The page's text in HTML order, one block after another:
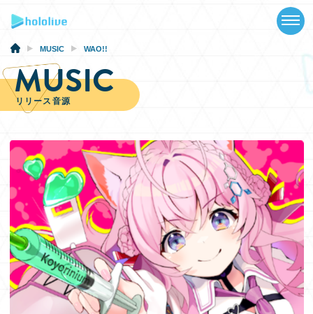
SCHEDULE
EVENTS
VIDEOS
MUSIC
GOODS
SPECIAL
MUSIC WAO!!
MUSIC
リリース音源